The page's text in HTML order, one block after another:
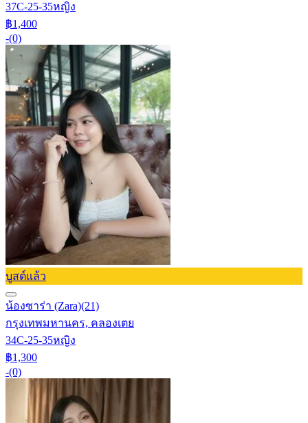
37C-25-35หญิง
฿1,400
-(0)
บูสต์แล้ว
น้องซาร่า (Zara)(21)
กรุงเทพมหานคร, คลองเตย
34C-25-35หญิง
฿1,300
-(0)